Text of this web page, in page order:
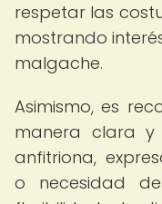
respetar las
mostrando
malgache.
Asimismo, es
manera clara y
anfitriona,
o necesidad